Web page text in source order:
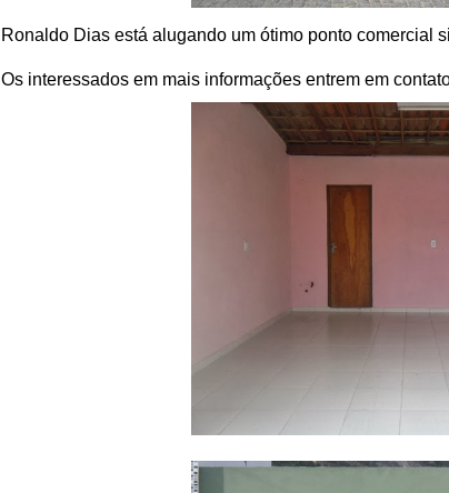
Ronaldo Dias está alugando um ótimo ponto comercial
Os interessados em mais informações entrem em